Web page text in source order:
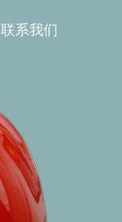
联系我们